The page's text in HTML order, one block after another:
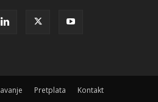
Pretplata Kontakt